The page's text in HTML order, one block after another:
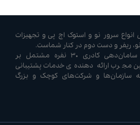
سرور نو و استوک اچ پی و تجهیزات
ریفر و دست دوم در کنار شماست.
شرکت سرور سوییچ با سامان‌دهی کادری ۳۰ نفره مشتمل بر
ارائه دهنده‌ی خدمات پشتیبانی
سازمان‌ها و شرکت‌های کوچک و بزرگ